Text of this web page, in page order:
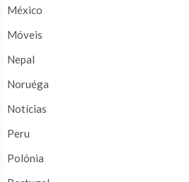
México
Móveis
Nepal
Noruéga
Notícias
Peru
Polónia